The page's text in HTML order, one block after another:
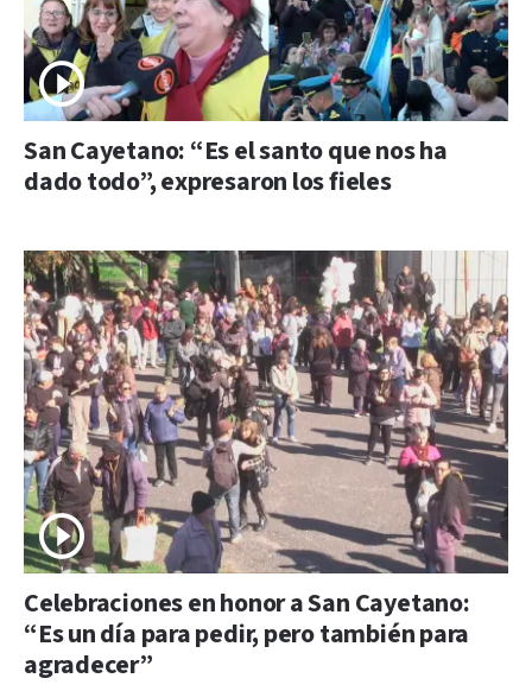
San Cayetano: “Es el santo que nos ha
dado todo”, expresaron los fieles
Celebraciones en honor a San Cayetano:
“Es un día para pedir, pero también para
agradecer”